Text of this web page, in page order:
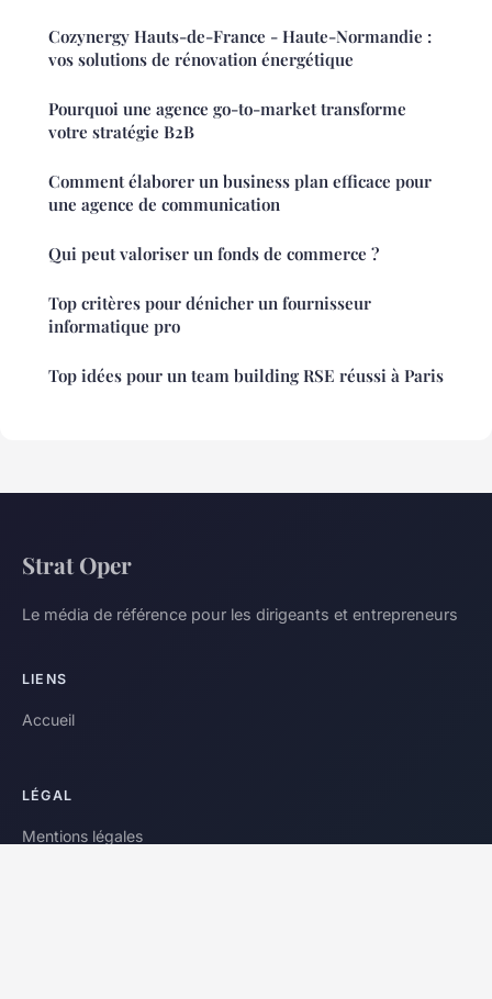
Cozynergy Hauts-de-France - Haute-Normandie :
vos solutions de rénovation énergétique
Pourquoi une agence go-to-market transforme
votre stratégie B2B
Comment élaborer un business plan efficace pour
une agence de communication
Qui peut valoriser un fonds de commerce ?
Top critères pour dénicher un fournisseur
informatique pro
Top idées pour un team building RSE réussi à Paris
Strat Oper
Le média de référence pour les dirigeants et entrepreneurs
LIENS
Accueil
LÉGAL
Mentions légales